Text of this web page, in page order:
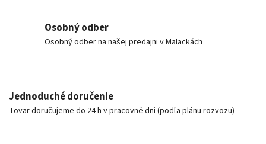
Osobný odber
Osobný odber na našej predajni v Malackách
Jednoduché doručenie
Tovar doručujeme do 24 h v pracovné dni (podľa plánu rozvozu)